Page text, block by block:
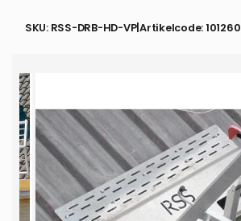
SKU: RSS-DRB-HD-VP|Artikelcode: 101260